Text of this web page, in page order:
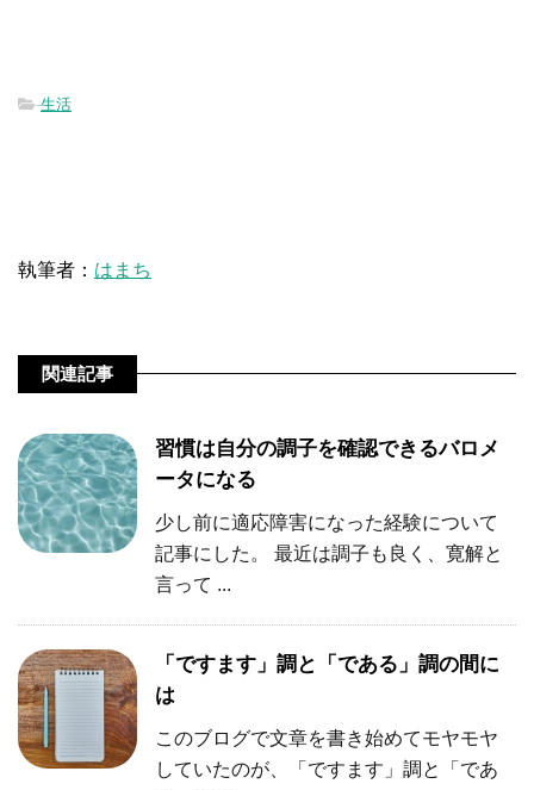
-生活
執筆者： はまち
関連記事
習慣は自分の調子を確認できるバロメ
ータになる
少し前に適応障害になった経験について
記事にした。 最近は調子も良く、寛解と
言って ...
「ですます」調と「である」調の間に
は
このブログで文章を書き始めてモヤモヤ
していたのが、「ですます」調と「であ